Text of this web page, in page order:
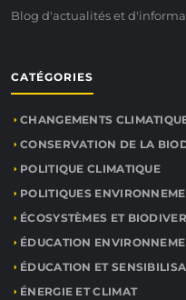
Blog d'actualités et
CATÉGORIES
CHANGEMENTS
CONSERVATION DE LA
POLITIQUE CLIMATIQUE
POLITIQUES
ÉCOSYSTÈMES ET
ÉDUCATION
ÉDUCATION ET
ÉNERGIE ET CLIMAT